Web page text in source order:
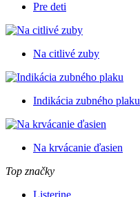
Pre deti
Na citlivé zuby
Indikácia zubného plaku
Na krvácanie ďasien
Top značky
Listerine